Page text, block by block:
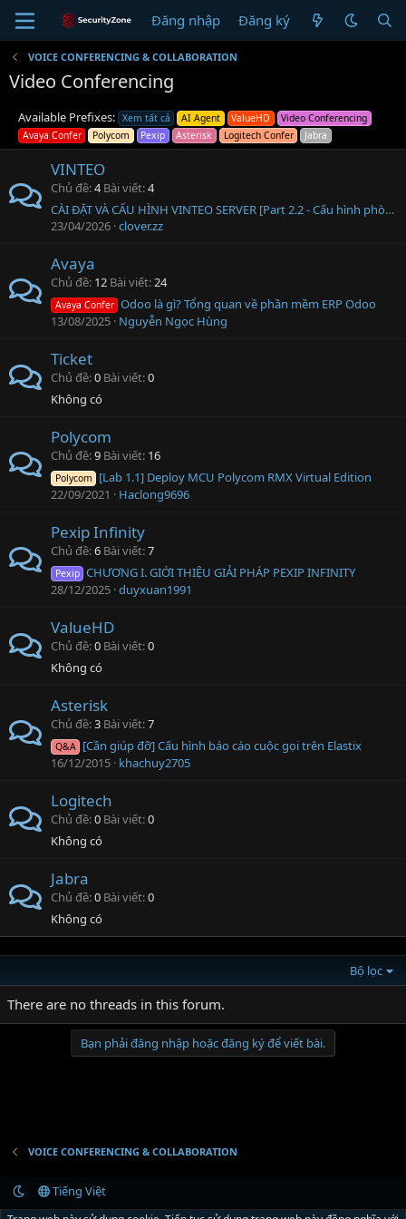
Đăng nhập Đăng ký
VOICE CONFERENCING & COLLABORATION
Video Conferencing
Available Prefixes: Xem tất cả AI Agent ValueHD
Video Conferencing
Avaya Confer
Polycom Pexip Asterisk Logitech Confer Jabra
VINTEO
Chủ đề 4 Bài viết 4
CÀI ĐẶT VÀ CẤU HÌNH VINTEO SERVER [Part 2.2 - Cấu hình phòng họp]
23/04/2026 clover.zz
Avaya
Chủ đề 12 Bài viết 24
Avaya Confer Odoo là gì? Tổng quan về phần mềm ERP Odoo
13/08/2025 Nguyễn Ngọc Hùng
Ticket
Chủ đề 0 Bài viết 0
Không có
Polycom
Chủ đề 9 Bài viết 16
Polycom
[Lab 1.1] Deploy MCU Polycom RMX Virtual Edition
22/09/2021
Haclong9696
Pexip Infinity
Chủ đề 6 Bài viết 7
Pexip CHƯƠNG I. GIỚI THIỆU GIẢI PHÁP PEXIP INFINITY
28/12/2025 duyxuan1991
ValueHD
Chủ đề 0 Bài viết 0
Không có
Asterisk
Chủ đề 3 Bài viết 7
Q&A [Cần giúp đỡ] Cấu hình báo cáo cuộc gọi trên Elastix
16/12/2015 khachuy2705
Logitech
Chủ đề 0 Bài viết 0
Không có
Jabra
Chủ đề 0 Bài viết 0
Không có
Bộ lọc
There are no threads in this forum.
Bạn phải đăng nhập hoặc đăng ký để viết bài.
VOICE CONFERENCING & COLLABORATION
Tiếng Việt
R